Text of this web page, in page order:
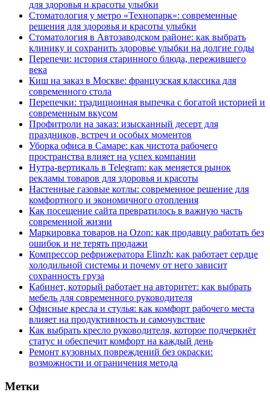
для здоровья и красоты улыбки
Стоматология у метро «Технопарк»: современные
решения для здоровья и красоты улыбки
Стоматология в Автозаводском районе: как выбрать
клинику и сохранить здоровье улыбки на долгие годы
Перепечи: история старинного блюда, пережившего
века
Киш на заказ в Москве: французская классика для
современного стола
Перепечки: традиционная выпечка с богатой историей и
современным вкусом
Профитроли на заказ: изысканный десерт для
праздников, встреч и особых моментов
Уборка офиса в Самаре: как чистота рабочего
пространства влияет на успех компании
Нутра-вертикаль в Telegram: как меняется рынок
рекламы товаров для здоровья и красоты
Настенные газовые котлы: современное решение для
комфортного и экономичного отопления
Как посещение сайта превратилось в важную часть
современной жизни
Маркировка товаров на Ozon: как продавцу работать без
ошибок и не терять продажи
Компрессор рефрижератора Elinzh: как работает сердце
холодильной системы и почему от него зависит
сохранность груза
Кабинет, который работает на авторитет: как выбрать
мебель для современного руководителя
Офисные кресла и стулья: как комфорт рабочего места
влияет на продуктивность и самочувствие
Как выбрать кресло руководителя, которое подчеркнёт
статус и обеспечит комфорт на каждый день
Ремонт кузовных повреждений без окраски:
возможности и ограничения метода
Метки